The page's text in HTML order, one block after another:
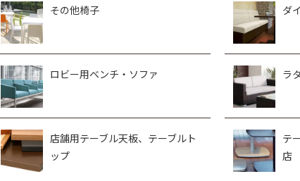
その他椅子 ダ
ロビー用ベンチ・ソファ ラ
店舗用テーブル天板、テーブルト
ップ
テ
店